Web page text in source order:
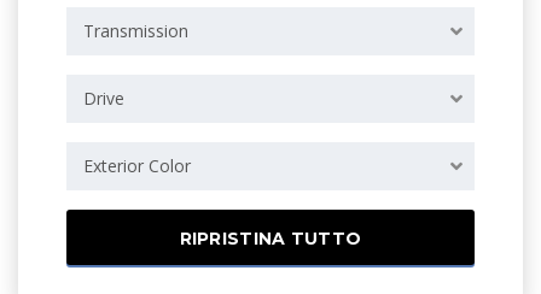
Transmission
Drive
Exterior Color
RIPRISTINA TUTTO